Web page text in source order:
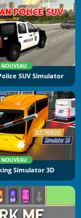
NOUVEAU
SUV Simulator
NOUVEAU
Simulator 3D